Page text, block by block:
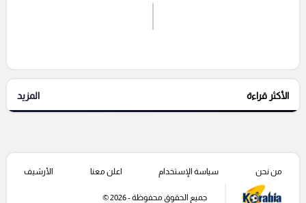
إرسال تعليق
التعليقات السابقة
الأكثر قراءة المزيد
من نحن سياسة الإستخدام اعلن معنا الأرشيف
جميع الحقوق محفوظة - 2026 ©